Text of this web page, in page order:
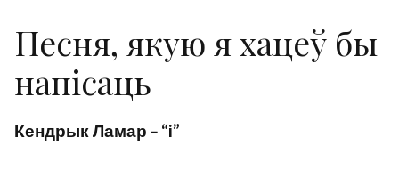
Песня, якую я хацеў бы
напісаць
Кендрык Ламар – “i”